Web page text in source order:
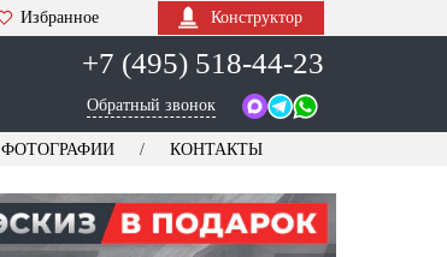
Избранное Конструктор
+7 (495) 518-44-23
Обратный звонок
ФОТОГРАФИИ КОНТАКТЫ